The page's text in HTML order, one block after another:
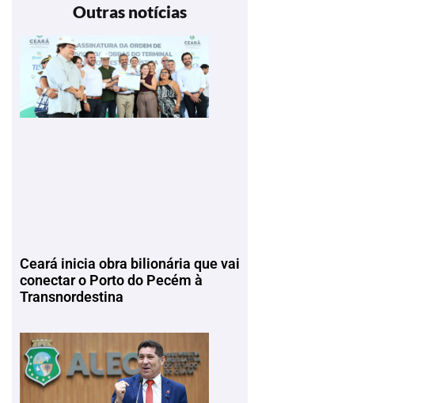
Outras notícias
Ceará inicia obra bilionária que vai
conectar o Porto do Pecém à
Transnordestina